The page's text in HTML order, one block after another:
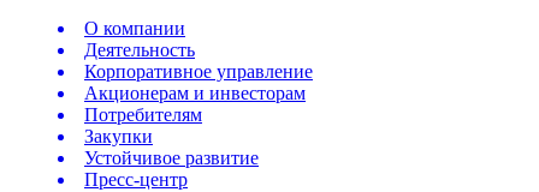
О компании
Деятельность
Корпоративное управление
Акционерам и инвесторам
Потребителям
Закупки
Устойчивое развитие
Пресс-центр